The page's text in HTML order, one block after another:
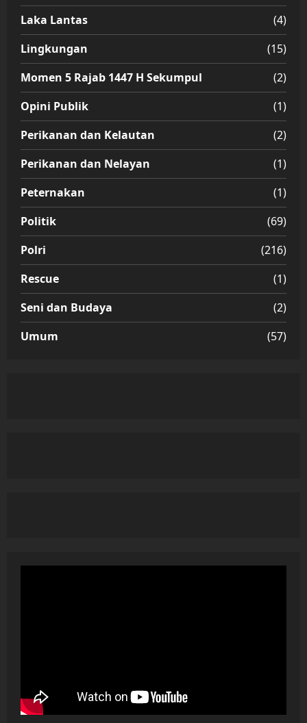
Laka Lantas
(4)
Lingkungan
(15)
Momen 5 Rajab 1447 H Sekumpul
(2)
Opini Publik
(1)
Perikanan dan Kelautan
(2)
Perikanan dan Nelayan
(1)
Peternakan
(1)
Politik
(69)
Polri
(216)
Rescue
(1)
Seni dan Budaya
(2)
Umum
(57)